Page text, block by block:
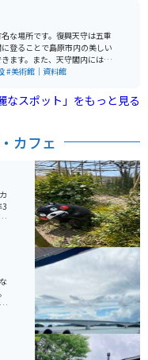
園が併設されています。「く
体のくまモン像、「くまモン
ン」、日本庭園などがあり、
産品も販売されています。
な場所です。復興天守は五重
登ることで島原市内の美しい
ます。また、天守閣内にはキ
記念館、西望記念館があり、
口前には、武者姿をした武将
す。
#美術館｜資料館
なスポット」をもっと見る
カフェ
3